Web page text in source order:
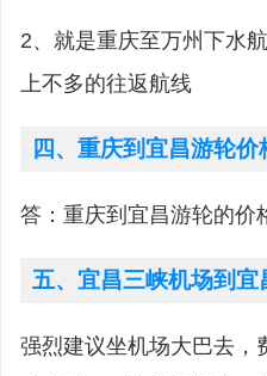
2、就是重庆至万州下水
上不多的往返航线
四、重庆到宜昌游轮价
答：重庆到宜昌游轮的价
五、宜昌三峡机场到宜
强烈建议坐机场大巴去，